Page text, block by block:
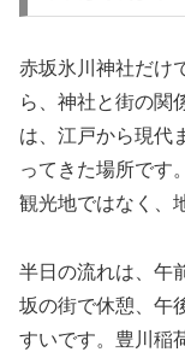
赤坂氷川神社だけ
ら、神社と街の関
は、江戸から現代
ってきた場所です
観光地ではなく、
半日の流れは、午
坂の街で休憩、午
すいです。豊川稲